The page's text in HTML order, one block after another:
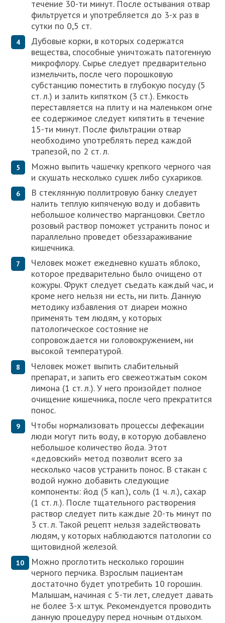
течение 30-ти минут. После остывания отвар
фильтруется и употребляется до 3-х раз в
сутки по 0,5 ст.
Дубовые корки, в которых содержатся
вещества, способные уничтожать патогенную
микрофлору. Сырье следует предварительно
измельчить, после чего порошковую
субстанцию поместить в глубокую посуду (5
ст. л.) и залить кипятком (3 ст.). Емкость
переставляется на плиту и на маленьком огне
ее содержимое следует кипятить в течение
15-ти минут. После фильтрации отвар
необходимо употреблять перед каждой
трапезой, по 2 ст. л.
Можно выпить чашечку крепкого черного чая
и скушать несколько сушек либо сухариков.
В стеклянную поллитровую банку следует
налить теплую кипяченую воду и добавить
небольшое количество марганцовки. Светло
розовый раствор поможет устранить понос и
параллельно проведет обеззараживание
кишечника.
Человек может ежедневно кушать яблоко,
которое предварительно было очищено от
кожуры. Фрукт следует съедать каждый час, и
кроме него нельзя ни есть, ни пить. Данную
методику избавления от диареи можно
применять тем людям, у которых
патологическое состояние не
сопровождается ни головокружением, ни
высокой температурой.
Человек может выпить слабительный
препарат, и запить его свежеотжатым соком
лимона (1 ст. л.). У него произойдет полное
очищение кишечника, после чего прекратится
понос.
Чтобы нормализовать процессы дефекации
люди могут пить воду, в которую добавлено
небольшое количество йода. Этот
«дедовский» метод позволит всего за
несколько часов устранить понос. В стакан с
водой нужно добавить следующие
компоненты: йод (5 кап.), соль (1 ч. л.), сахар
(1 ст. л.). После тщательного растворения
раствор следует пить каждые 20-ть минут по
3 ст. л. Такой рецепт нельзя задействовать
людям, у которых наблюдаются патологии со
щитовидной железой.
Можно проглотить несколько горошин
черного перчика. Взрослым пациентам
достаточно будет употребить 10 горошин.
Малышам, начиная с 5-ти лет, следует давать
не более 3-х штук. Рекомендуется проводить
данную процедуру перед ночным отдыхом.